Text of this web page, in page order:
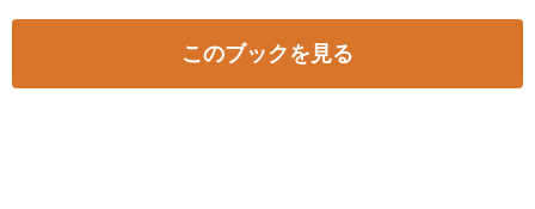
このブックを見る